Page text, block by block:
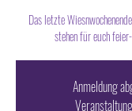
Das letzte
stehen für euch
Anmeldung